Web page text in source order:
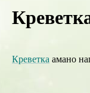
Креветка амано